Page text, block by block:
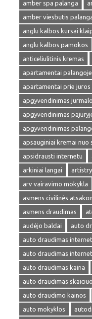
amber spa palanga
amber viesbutis
anglu kalbos kursai
anglu kalbos pamokos
anticeliulitinis kremas
apartamentai palangoje
apartamentai prie juros
apgyvendinimas
apgyvendinimas
apgyvendinimas
apsauginiai kremai nuo
apsidrausti internetu
arkiniai langai
arv vairavimo mokykla
asmens civilinės
asmens draudimas
audėjo baldai
auto
auto draudimas
auto draudimas
auto draudimas kaina
auto draudimas
auto draudimo kainos
auto mokyklos